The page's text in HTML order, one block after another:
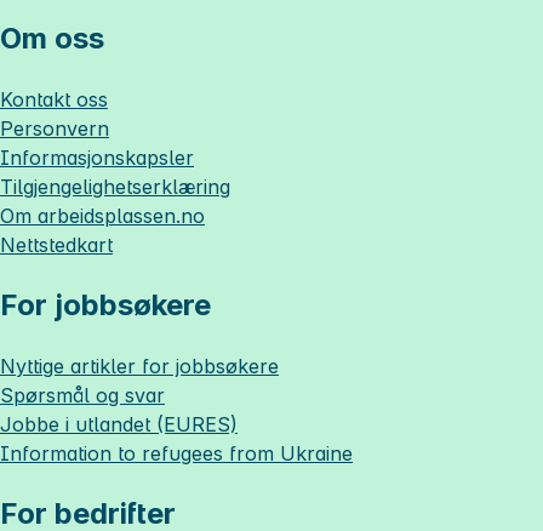
Om oss
Kontakt oss
Personvern
Informasjonskapsler
Tilgjengelighetserklæring
Om arbeidsplassen.no
Nettstedkart
For jobbsøkere
Nyttige artikler for jobbsøkere
Spørsmål og svar
Jobbe i utlandet (EURES)
Information to refugees from Ukraine
For bedrifter